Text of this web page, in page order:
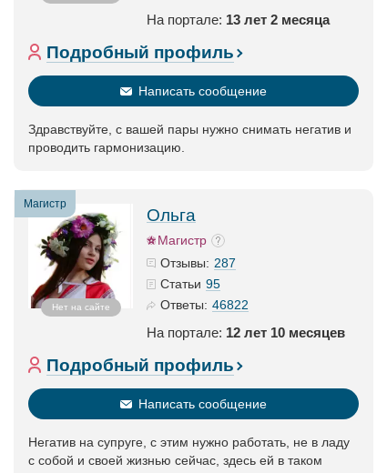
На портале: 13 лет 2 месяца
Подробный профиль
Написать сообщение
Здравствуйте, с вашей пары нужно снимать негатив и
проводить гармонизацию.
Магистр
Нет на сайте
Ольга
Магистр
Отзывы: 287
Статьи 95
Ответы: 46822
На портале: 12 лет 10 месяцев
Подробный профиль
Написать сообщение
Негатив на супруге, с этим нужно работать, не в ладу
с собой и своей жизнью сейчас, здесь ей в таком